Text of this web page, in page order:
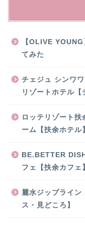
【OLIVE
てみた
チェジュ シンワ
リゾートホテル【
ロッテリゾート
ーム【扶余ホテル
BE.BETTER
フェ【扶余カフェ
麗水ジップライン
ス・見どころ】